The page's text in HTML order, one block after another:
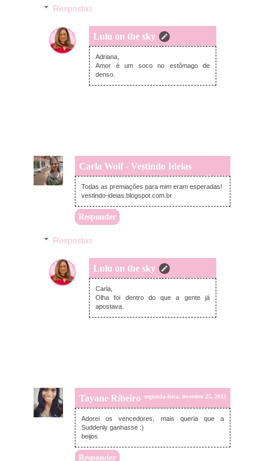
Respostas
Lulu on the sky
terça-feira, fevereiro 26, 2013
Adriana,
Amor é um soco no estômago de
denso.
Carla Wolf - Vestindo Ideias
segunda-feira, fevereiro 25, 2013
Todas as premiações para mim eram esperadas!
vestindo-ideias.blogspot.com.br
Responder
Respostas
Lulu on the sky
terça-feira, fevereiro 26, 2013
Carla,
Olha foi dentro do que a gente já
apostava.
Tayane Ribeiro segunda-feira, fevereiro 25, 2013
Adorei os vencedores, mais queria que a
Suddenly ganhasse :)
beijos
Responder